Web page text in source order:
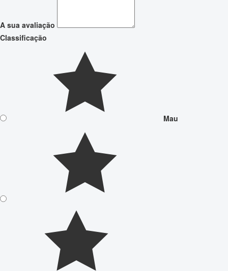
A sua avaliação
Classificação
Mau